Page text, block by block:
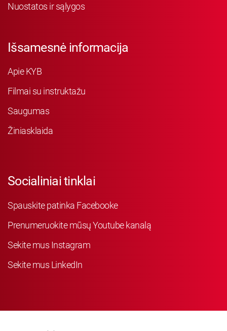
Nuostatos ir sąlygos
Išsamesnė informacija
Apie KYB
Filmai su instruktažu
Saugumas
Žiniasklaida
Socialiniai tinklai
Spauskite patinka Facebooke
Prenumeruokite mūsų Youtube kanalą
Sekite mus Instagram
Sekite mus LinkedIn